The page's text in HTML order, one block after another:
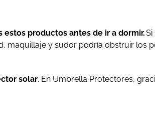
productos antes de ir a dormir.Si
maquillaje y sudor podría obstruir los
solar. En Umbrella Protectores,